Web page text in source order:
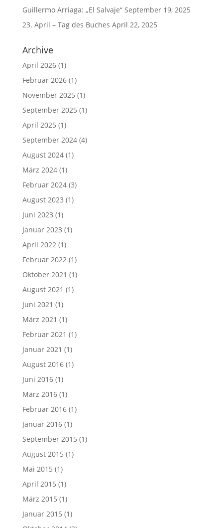
Guillermo Arriaga: „El Salvaje“ September 19, 2025
23. April – Tag des Buches April 22, 2025
Archive
April 2026(1)
Februar 2026(1)
November 2025 (1)
September 2025 (1)
April 2025 (1)
September 2024(4)
August 2024(1)
März 2024(1)
Februar 2024(3)
August 2023 (1)
Juni 2023 (1)
Januar 2023 (1)
April 2022(1)
Februar 2022(1)
Oktober 2021 (1)
August 2021 (1)
Juni 2021 (1)
März 2021 (1)
Februar 2021 (1)
Januar 2021 (1)
August 2016(1)
Juni 2016(1)
März 2016(1)
Februar 2016(1)
Januar 2016(1)
September 2015 (1)
August 2015 (1)
Mai 2015 (1)
April 2015 (1)
März 2015 (1)
Januar 2015 (1)